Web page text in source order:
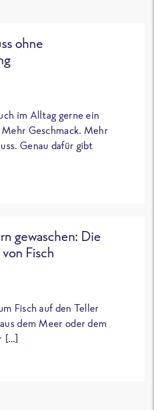
ohne
im Alltag gerne ein
Geschmack. Mehr
Genau dafür gibt
gewaschen: Die
Fisch
Fisch auf den Teller
dem Meer oder dem
[…]